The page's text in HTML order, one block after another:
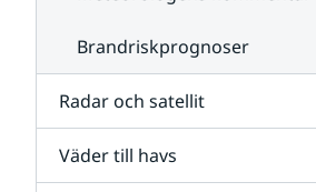
Brandriskprognoser
Radar och satellit
Väder till havs